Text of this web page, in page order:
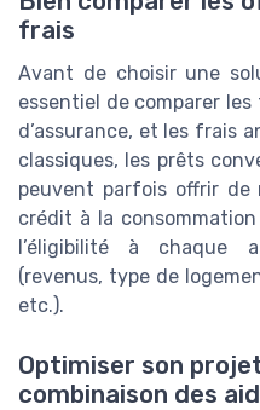
frais
Avant de choisir une
essentiel de comparer
d’assurance, et les frais
classiques, les prêts
peuvent parfois offrir de
crédit à la
l’éligibilité à chaque
(revenus, type de
etc.).
Optimiser son
combinaison des